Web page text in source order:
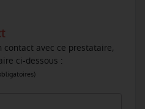
avec ce prestataire,
ci-dessous :